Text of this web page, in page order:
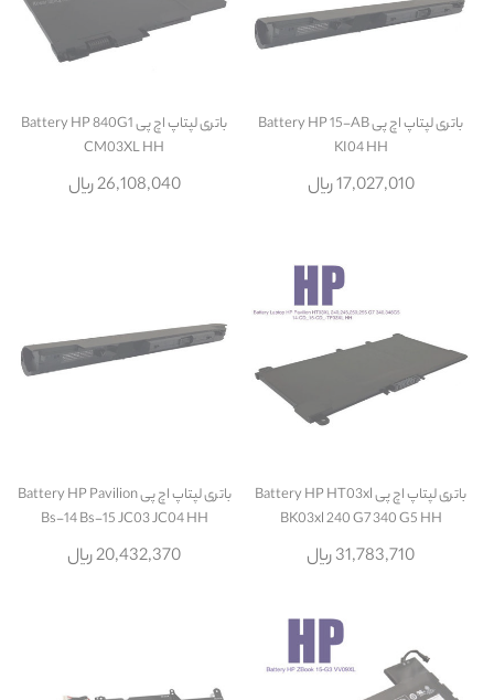
باتری لپتاپ اچ پی Battery HP 15-AB
KI04 HH
17,027,010 ریال
باتری لپتاپ اچ پی Battery HP 840G1
CM03XL HH
26,108,040 ریال
باتری لپتاپ اچ پی Battery HP HT03xl
BK03xl 240 G7 340 G5 HH
31,783,710 ریال
باتری لپتاپ اچ پی Battery HP Pavilion
Bs-14 Bs-15 JC03 JC04 HH
20,432,370 ریال